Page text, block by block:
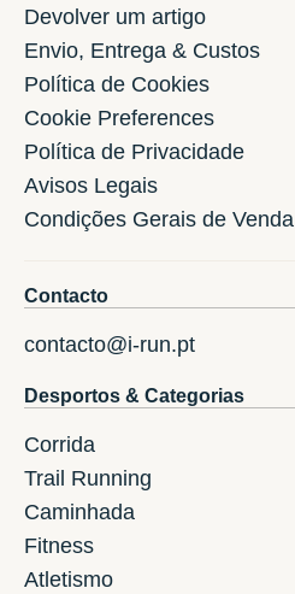
Devolver um artigo
Envio, Entrega & Custos
Política de Cookies
Cookie Preferences
Política de Privacidade
Avisos Legais
Condições Gerais de Venda
Contacto
contacto@i-run.pt
Desportos & Categorias
Corrida
Trail Running
Caminhada
Fitness
Atletismo